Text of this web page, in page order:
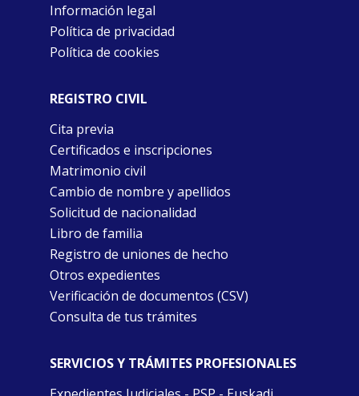
Información legal
Política de privacidad
Política de cookies
REGISTRO CIVIL
Cita previa
Certificados e inscripciones
Matrimonio civil
Cambio de nombre y apellidos
Solicitud de nacionalidad
Libro de familia
Registro de uniones de hecho
Otros expedientes
Verificación de documentos (CSV)
Consulta de tus trámites
SERVICIOS Y TRÁMITES PROFESIONALES